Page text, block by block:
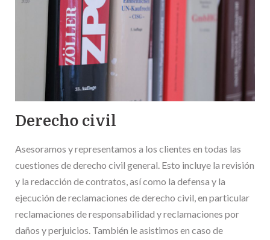
Derecho civil
Asesoramos y representamos a los clientes en todas las
cuestiones de derecho civil general. Esto incluye la revisión
y la redacción de contratos, así como la defensa y la
ejecución de reclamaciones de derecho civil, en particular
reclamaciones de responsabilidad y reclamaciones por
daños y perjuicios. También le asistimos en caso de